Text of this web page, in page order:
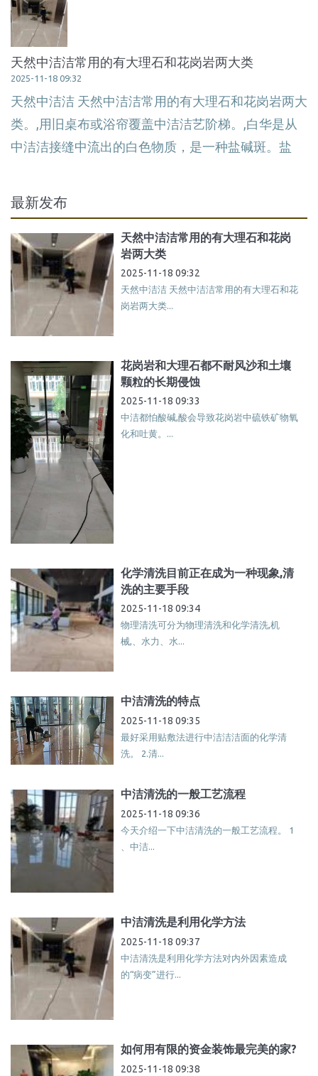
天然中洁洁常用的有大理石和花岗岩两大类
2025-11-18 09:32
天然中洁洁 天然中洁洁常用的有大理石和花岗岩两大
类。,用旧桌布或浴帘覆盖中洁洁艺阶梯。,白华是从
中洁洁接缝中流出的白色物质，是一种盐碱斑。盐
最新发布
天然中洁洁常用的有大理石和花岗
岩两大类
2025-11-18 09:32
天然中洁洁 天然中洁洁常用的有大理石和花
岗岩两大类...
花岗岩和大理石都不耐风沙和土壤
颗粒的长期侵蚀
2025-11-18 09:33
中洁都怕酸碱,酸会导致花岗岩中硫铁矿物氧
化和吐黄。...
化学清洗目前正在成为一种现象,清
洗的主要手段
2025-11-18 09:34
物理清洗可分为物理清洗和化学清洗,机
械,、水力、水...
中洁清洗的特点
2025-11-18 09:35
最好采用贴敷法进行中洁洁洁面的化学清
洗。 2.清...
中洁清洗的一般工艺流程
2025-11-18 09:36
今天介绍一下中洁清洗的一般工艺流程。 1
、中洁...
中洁清洗是利用化学方法
2025-11-18 09:37
中洁清洗是利用化学方法对内外因素造成
的“病变”进行...
如何用有限的资金装饰最完美的家?
2025-11-18 09:38